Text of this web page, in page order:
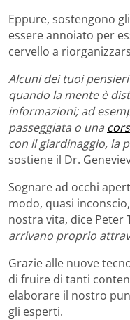
Eppure, sostengono
essere annoiato per
cervello a
Alcuni dei tuoi
quando la mente è
informazioni; ad
passeggiata o una
con il giardinaggio, la
sostiene il Dr.
Sognare ad occhi
modo, quasi
nostra vita, dice Peter
arrivano proprio
Grazie alle nuove
di fruire di tanti
elaborare il nostro
gli esperti.